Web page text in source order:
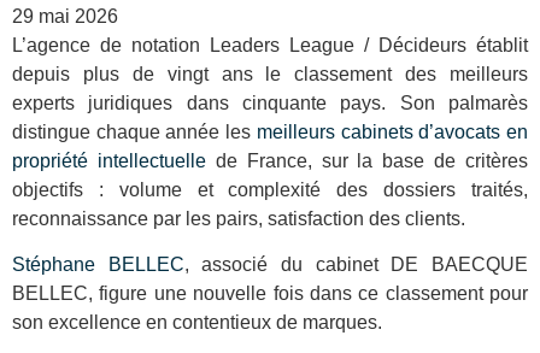
29 mai 2026
L’agence de notation Leaders League / Décideurs établit
depuis plus de vingt ans le classement des meilleurs
experts juridiques dans cinquante pays. Son palmarès
distingue chaque année les meilleurs cabinets d’avocats en
propriété intellectuellede France, sur la base de critères
objectifs : volume et complexité des dossiers traités,
reconnaissance par les pairs, satisfaction des clients.
Stéphane BELLEC, associé du cabinet DE BAECQUE
BELLEC, figure une nouvelle fois dans ce classement pour
son excellence en contentieux de marques.